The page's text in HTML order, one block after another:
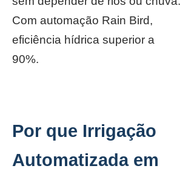
Com automação Rain Bird,
eficiência hídrica superior a
90%.
Por que Irrigação
Automatizada em